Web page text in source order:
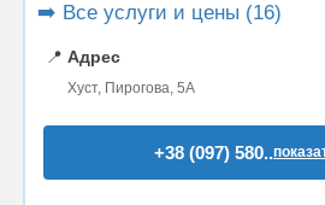
➡️ Все услуги и цены (16)
📍 Адрес
Хуст, Пирогова, 5А
+38 (097) 580..